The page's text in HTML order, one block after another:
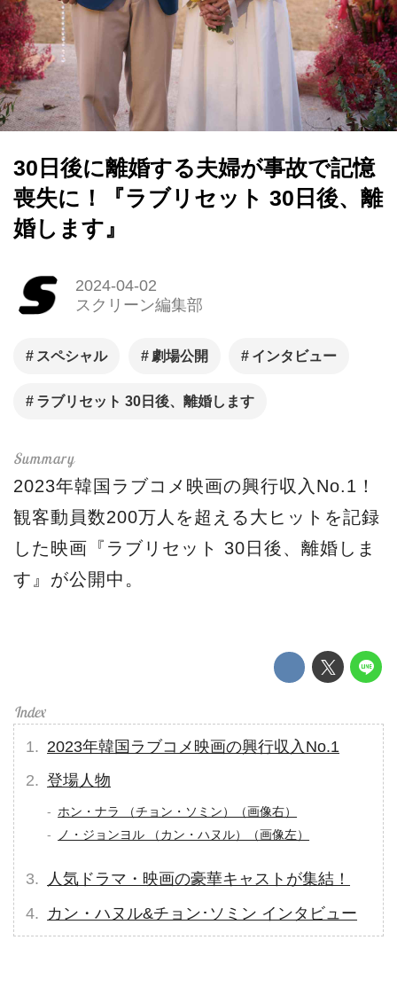
30日後に離婚する夫婦が事故で記憶
喪失に！『ラブリセット 30日後、離
婚します』
2024-04-02
スクリーン編集部
スペシャル 劇場公開 インタビュー
ラブリセット 30日後、離婚します
2023年韓国ラブコメ映画の興行収入No.1！
観客動員数200万人を超える大ヒットを記録
した映画『ラブリセット 30日後、離婚しま
す』が公開中。
2023年韓国ラブコメ映画の興行収入No.1
登場人物
ホン・ナラ （チョン・ソミン）（画像右）
ノ・ジョンヨル （カン・ハヌル）（画像左）
人気ドラマ・映画の豪華キャストが集結！
カン・ハヌル&チョン･ソミン インタビュー